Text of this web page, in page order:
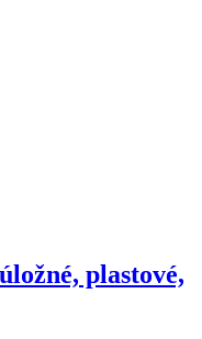
plastové,